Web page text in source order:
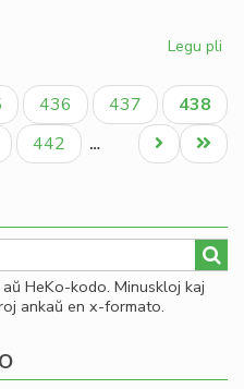
Legu pli
de
Paĝo
436 Paĝo
437
Aktuala
paĝo
438
Paĝo
442 …
Last
page
Next
page
HeKo-kodo. Minuskloj kaj
ankaŭ en x-formato.